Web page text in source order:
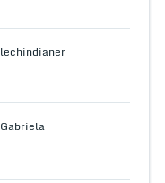
lechindianer
Gabriela